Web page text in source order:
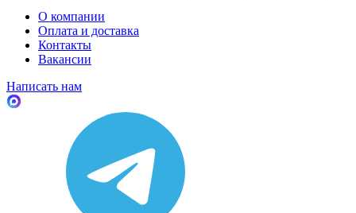
О компании
Оплата и доставка
Контакты
Вакансии
Написать нам